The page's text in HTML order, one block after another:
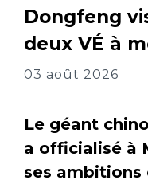
Dongfeng
deux VÉ à
03 août 2026
Le géant
a officialisé à
ses ambitions